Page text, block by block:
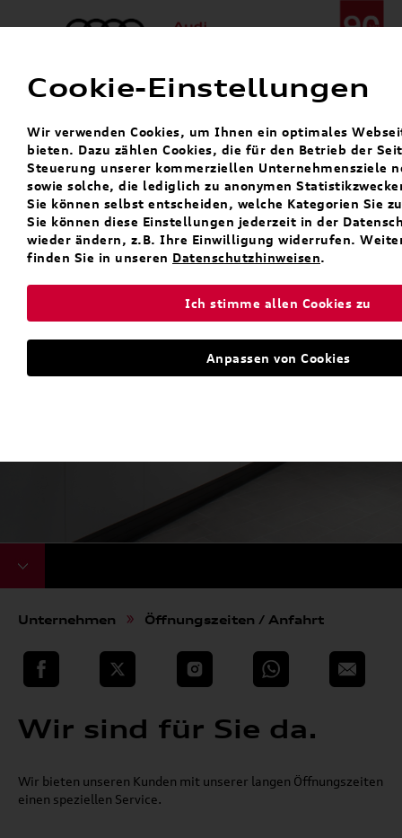
Menü
24h-Pannenhilfe:+49 (0)171 / 870 72 87
Öffnet in 4 Stunden, 0 Minuten
Verkauf:
Mo. - Fr. 08:00 - 19:00 Uhr Sa. 09:00 - 13:00 Uhr
Service: Mo. - Fr. 06:00 - 20:00 Uhr Sa. 08:00 - 13:00 Uhr
Unternehmen Öffnungszeiten / Anfahrt
teilen Twitter Instagram WhatsApp E-Mail
Wir sind für Sie da.
Wir bieten unseren Kunden mit unserer langen Öffnungszeiten
einen speziellen Service.
Cookie-Einstellungen
Wir verwenden Cookies, um Ihnen ein optimales
bieten. Dazu zählen Cookies, die für den Betrieb der
Steuerung unserer kommerziellen Unternehmensziele
sowie solche, die lediglich zu anonymen
Sie können selbst entscheiden, welche Kategorien Sie
Sie können diese Einstellungen jederzeit in der
wieder ändern, z.B. Ihre Einwilligung widerrufen.
finden Sie in unseren Datenschutzhinweisen.
Ich stimme allen Cookies zu
Anpassen von Cookies